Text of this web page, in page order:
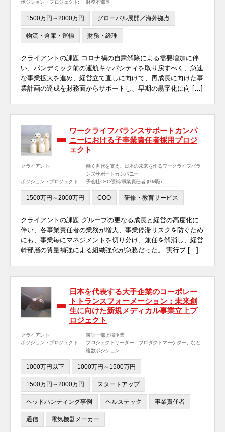
ポジション・プロジェクト: 財務本部長
1500万円～2000万円 グローバル展開／海外拠点
物流・倉庫・運輸 財務・経理
クライアントの課題 コロナ禍の自粛解除による需要増加に伴
い、パンデミック前の運航キャパシティを取り戻すべく、急速
な事業拡大を進め、経営立て直しに向けて、再成長に向けた事
業計画の達成を財務面からサポートし、早期の黒字化に向 […]
ワークライフバランスサポートカンパ
ニーにおける子事業責任者採用プロジ
ェクト
クライアント:
働く世代を支え、日本の未来を作るワークライフバラ
ンスサポートカンパニー
ポジション・プロジェクト:
子会社CEO候補/事業責任者 (GM職)
1500万円～2000万円 COO 研修・教育サービス
クライアントの課題 グループの更なる成長と経営の高度化に
伴い、各事業責任者の業務が増大、事業停滞リスクを防ぐため
にも、事業毎にマネジメントを切り分け、兼任を解消し、経営
幹部層の質量補強による組織強化が急務だった。 実行プ […]
日本を代表する大手企業のコーポレー
トトランスフォーメーション：未来創
生に向けた新規メディカル事業立上プ
ロジェクト
クライアント:
東証一部上場企業
ポジション・プロジェクト:
プロジェクトリーダー、プロダクトマーケター、など
複数ポジション
1000万円以下 1000万円～1500万円
1500万円～2000万円 スタートアップ
ヘッドハンティング事例 ヘルステック 事業責任者
通信 電気機器メーカー